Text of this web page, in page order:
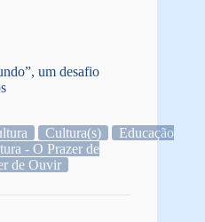
um desafio
Cultura(s)
Educação
- O Prazer de
de Ouvir